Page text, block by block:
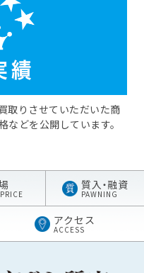
取りさせていただいた商
どを公開しています。
質 入・融資
PAWNING
アクセス
ACCESS